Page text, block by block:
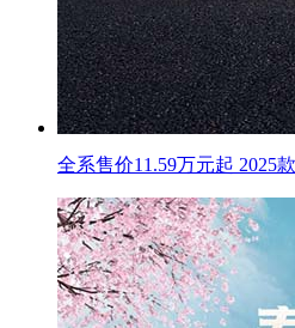
全系售价11.59万元起 2025